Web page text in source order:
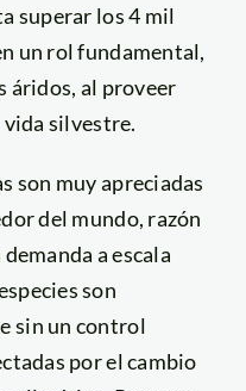
superar los 4 mil
un rol fundamental,
áridos, al proveer
silvestre.
son muy apreciadas
del mundo, razón
a escala
son
sin un control
por el cambio